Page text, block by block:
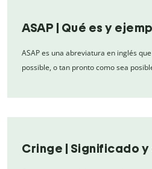
ASAP | Qué es y
ASAP es una abreviatura en inglés
possible, o tan pronto como sea
Cringe | Significado